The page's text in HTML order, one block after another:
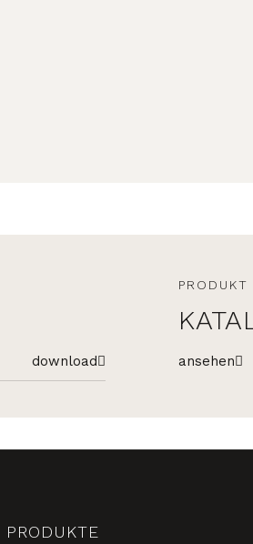
download
PRODUKT
ansehen
PRODUKTE